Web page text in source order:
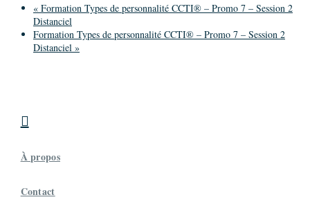
« Formation Types de personnalité CCTI® – Promo 7 – Session 2
Distanciel
Formation Types de personnalité CCTI® – Promo 7 – Session 2
Distanciel »

À propos
Contact